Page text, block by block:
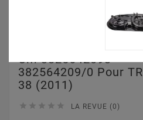
Cm 3825642093 -
382564209/0 Pour TR
38 (2011)
     LA REVUE (0)